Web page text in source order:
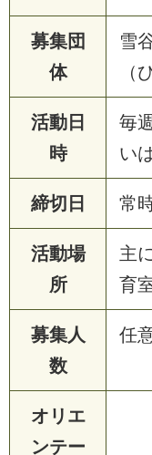
募集団
体
雪
（
活動日
時
毎週
い
締切日 常
活動場
所
主
育
募集人
数
任
オリエ
ンテー